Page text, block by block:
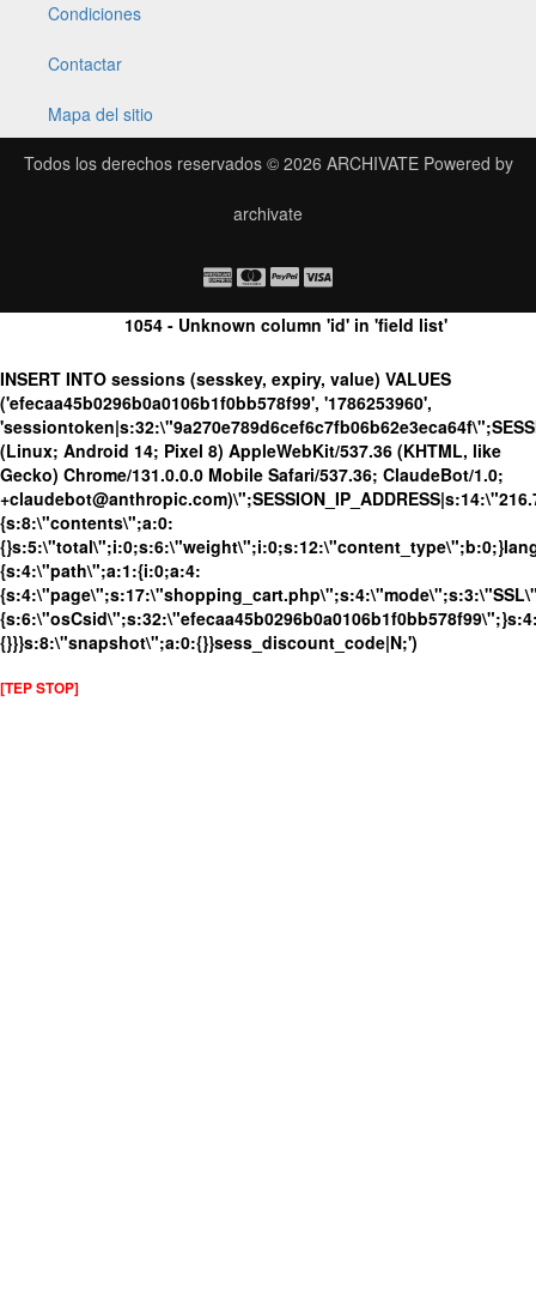
Condiciones
Contactar
Mapa del sitio
Todos los derechos reservados © 2026 ARCHIVATEPowered by
archivate
1054 - Unknown column 'id' in 'field list'
INSERT INTO sessions (sesskey, expiry, value) VALUES
('efecaa45b0296b0a0106b1f0bb578f99', '1786253960',
(Linux; Android 14; Pixel 8) AppleWebKit/537.36 (KHTML, like
Gecko) Chrome/131.0.0.0 Mobile Safari/537.36; ClaudeBot/1.0;
{s:8:\"contents\";a:0:
{s:4:\"path\";a:1:{i:0;a:4:
{}}}s:8:\"snapshot\";a:0:{}}sess_discount_code|N;')
[TEP STOP]